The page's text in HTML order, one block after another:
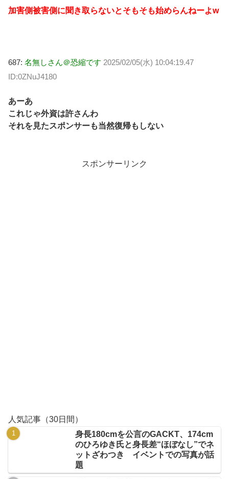
加害側被害側に聞き取らないとそもそも始めらんねーよw
687: 名無しさん＠恐縮です 2025/02/05(水) 10:04:19.47
ID:0ZNuJ4180
あーあ
これじゃ外資は許さんわ
それを見たスポンサーも当然復帰もしない
スポンサーリンク
人気記事（30日間）
身長180cmを公言のGACKT、174cm
のひろゆき氏と身長差“ほぼなし”でネ
ットざわつき イベントでの写真が話
題